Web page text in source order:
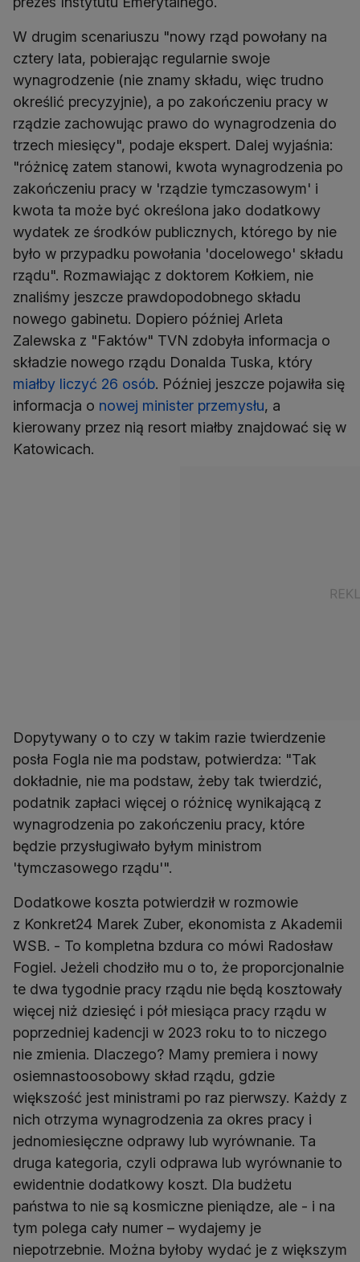
W drugim scenariuszu "nowy rząd powołany na
cztery lata, pobierając regularnie swoje
wynagrodzenie (nie znamy składu, więc trudno
określić precyzyjnie), a po zakończeniu pracy w
rządzie zachowując prawo do wynagrodzenia do
trzech miesięcy", podaje ekspert. Dalej wyjaśnia:
"różnicę zatem stanowi, kwota wynagrodzenia po
zakończeniu pracy w 'rządzie tymczasowym' i
kwota ta może być określona jako dodatkowy
wydatek ze środków publicznych, którego by nie
było w przypadku powołania 'docelowego' składu
rządu". Rozmawiając z doktorem Kołkiem, nie
znaliśmy jeszcze prawdopodobnego składu
nowego gabinetu. Dopiero później Arleta
Zalewska z "Faktów" TVN zdobyła informacja o
składzie nowego rządu Donalda Tuska, który
miałby liczyć 26 osób. Później jeszcze pojawiła się
informacja o nowej minister przemysłu, a
kierowany przez nią resort miałby znajdować się w
Katowicach.
Dopytywany o to czy w takim razie twierdzenie
posła Fogla nie ma podstaw, potwierdza: "Tak
dokładnie, nie ma podstaw, żeby tak twierdzić,
podatnik zapłaci więcej o różnicę wynikającą z
wynagrodzenia po zakończeniu pracy, które
będzie przysługiwało byłym ministrom
'tymczasowego rządu'".
Dodatkowe koszta potwierdził w rozmowie
z Konkret24 Marek Zuber, ekonomista z Akademii
WSB. - To kompletna bzdura co mówi Radosław
Fogiel. Jeżeli chodziło mu o to, że proporcjonalnie
te dwa tygodnie pracy rządu nie będą kosztowały
więcej niż dziesięć i pół miesiąca pracy rządu w
poprzedniej kadencji w 2023 roku to to niczego
nie zmienia. Dlaczego? Mamy premiera i nowy
osiemnastoosobowy skład rządu, gdzie
większość jest ministrami po raz pierwszy. Każdy z
nich otrzyma wynagrodzenia za okres pracy i
jednomiesięczne odprawy lub wyrównanie. Ta
druga kategoria, czyli odprawa lub wyrównanie to
ewidentnie dodatkowy koszt. Dla budżetu
państwa to nie są kosmiczne pieniądze, ale - i na
tym polega cały numer – wydajemy je
niepotrzebnie. Można byłoby wydać je z większym